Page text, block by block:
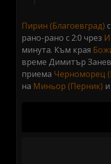
Пирин (Благоевград)
рано-рано с 2:0 чрез
минута. Към края
време Димитър
приема Черноморец
на Миньор (Перник) и